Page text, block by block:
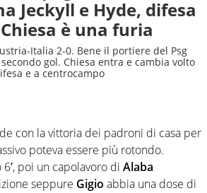
Jeckyll e Hyde, difesa
è una furia
Italia 2-0. Bene il portiere del Psg
gol. Chiesa entra e cambia volto
e a centrocampo
con la vittoria dei padroni di casa per
poteva essere più rotondo.
poi un capolavoro di Alaba
seppure Gigio abbia una dose di